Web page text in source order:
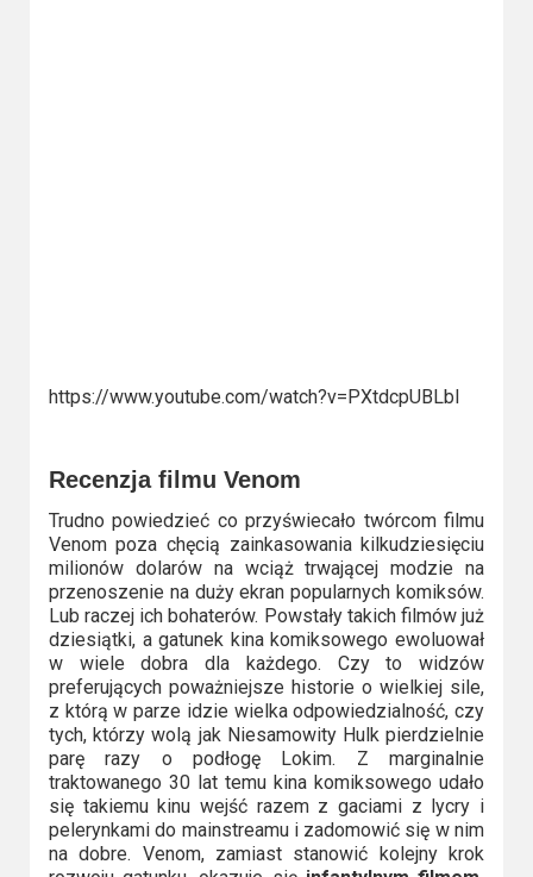
https://www.youtube.com/watch?v=PXtdcpUBLbI
Recenzja filmu Venom
Trudno powiedzieć co przyświecało twórcom filmu
Venom poza chęcią zainkasowania kilkudziesięciu
milionów dolarów na wciąż trwającej modzie na
przenoszenie na duży ekran popularnych komiksów.
Lub raczej ich bohaterów. Powstały takich filmów już
dziesiątki, a gatunek kina komiksowego ewoluował
w wiele dobra dla każdego. Czy to widzów
preferujących poważniejsze historie o wielkiej sile,
z którą w parze idzie wielka odpowiedzialność, czy
tych, którzy wolą jak Niesamowity Hulk pierdzielnie
parę razy o podłogę Lokim. Z marginalnie
traktowanego 30 lat temu kina komiksowego udało
się takiemu kinu wejść razem z gaciami z lycry i
pelerynkami do mainstreamu i zadomowić się w nim
na dobre. Venom, zamiast stanowić kolejny krok